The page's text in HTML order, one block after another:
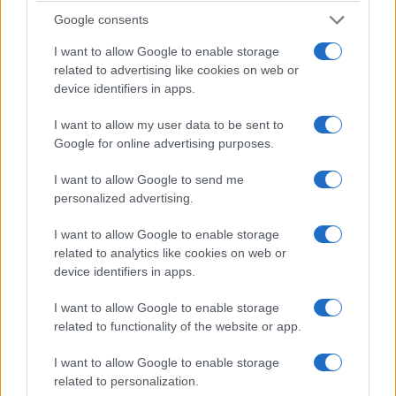
Google consents
I want to allow Google to enable storage
related to advertising like cookies on web or
device identifiers in apps.
I want to allow my user data to be sent to
Google for online advertising purposes.
I want to allow Google to send me
personalized advertising.
I want to allow Google to enable storage
related to analytics like cookies on web or
device identifiers in apps.
I want to allow Google to enable storage
related to functionality of the website or app.
I want to allow Google to enable storage
related to personalization.
zabawy – jest bardzo mocno wspomagany i
przekazuje kierowcy mało informacji z przedniej osi.
Zobacz 34 zdjęć